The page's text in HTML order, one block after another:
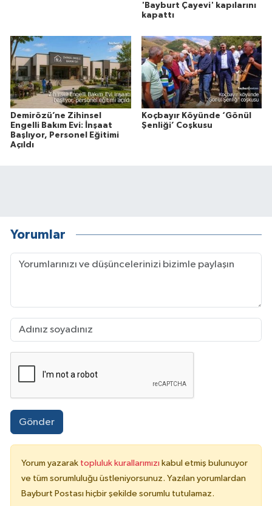
'Bayburt Çayevi' kapılarını
kapattı
Demirözü’ne Zihinsel
Engelli Bakım Evi: İnşaat
Başlıyor, Personel Eğitimi
Açıldı
Koçbayır Köyünde ‘Gönül
Şenliği’ Coşkusu
Yorumlar
Gönder
Yorum yazarak topluluk kurallarımızı kabul etmiş bulunuyor
ve tüm sorumluluğu üstleniyorsunuz. Yazılan yorumlardan
Bayburt Postası hiçbir şekilde sorumlu tutulamaz.